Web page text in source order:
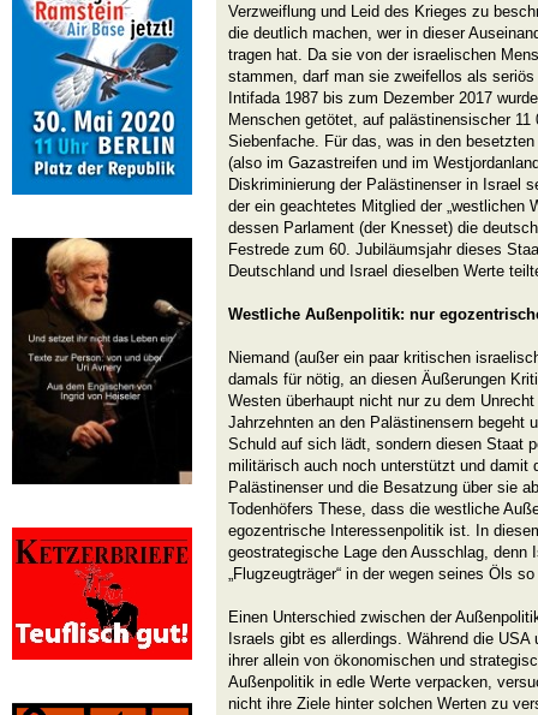
Verzweiflung und Leid des Krieges zu
die deutlich machen, wer in dieser
tragen hat. Da sie von der israelischen
stammen, darf man sie zweifellos als
Intifada 1987 bis zum Dezember 2017
Menschen getötet, auf palästinensischer
Siebenfache. Für das, was in den
(also im Gazastreifen und im
Diskriminierung der Palästinenser in Israel
der ein geachtetes Mitglied der „westlichen
dessen Parlament (der Knesset) die
Festrede zum 60. Jubiläumsjahr dieses
Deutschland und Israel dieselben Werte
Westliche Außenpolitik: nur
Niemand (außer ein paar kritischen
damals für nötig, an diesen Äußerungen
Westen überhaupt nicht nur zu dem
Jahrzehnten an den Palästinensern begeht
Schuld auf sich lädt, sondern diesen Staat
militärisch auch noch unterstützt und damit
Palästinenser und die Besatzung über sie
Todenhöfers These, dass die westliche
egozentrische Interessenpolitik ist. In
geostrategische Lage den Ausschlag, denn
„Flugzeugträger“ in der wegen seines Öls
Einen Unterschied zwischen der
Israels gibt es allerdings. Während die
ihrer allein von ökonomischen und
Außenpolitik in edle Werte verpacken,
nicht ihre Ziele hinter solchen Werten zu